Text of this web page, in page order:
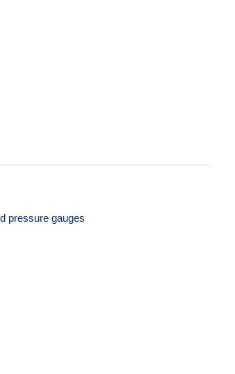
58-380106-3 quantidade
pressure gauges